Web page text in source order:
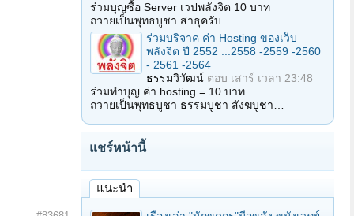
ร่วมบุญซื้อ Server เวปพลังจิต 10 บาท
ถวายเป็นพุทธบูชา สาธุครับ…
ร่วมบริจาค ค่า Hosting ของเว็บ
พลังจิต ปี 2552 ...2558 -2559 -2560
- 2561 -2564
ธรรมวิวัฒน์ ตอบ เสาร์ เวลา 23:48
ร่วมทำบุญ ค่า hosting = 10 บาท
ถวายเป็นพุทธบูชา ธรรมบูชา สังฆบูชา…
แชร์หน้านี้
แนะนำ